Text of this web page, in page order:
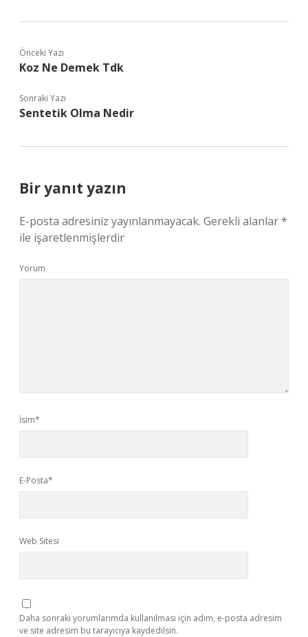
Önceki Yazı
Koz Ne Demek Tdk
Sonraki Yazı
Sentetik Olma Nedir
Bir yanıt yazın
E-posta adresiniz yayınlanmayacak. Gerekli alanlar*
ile işaretlenmişlerdir
Yorum
İsim*
E-Posta*
Web Sitesi
Daha sonraki yorumlarımda kullanılması için adım, e-posta adresim
ve site adresim bu tarayıcıya kaydedilsin.